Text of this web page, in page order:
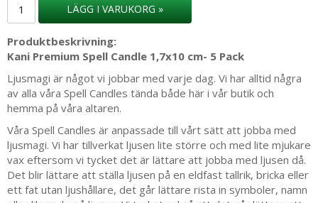
LÄGG I VARUKORG »
Produktbeskrivning:
Kani Premium Spell Candle 1,7x10 cm- 5 Pack
Ljusmagi är något vi jobbar med varje dag. Vi har alltid några
av alla våra Spell Candles tända både här i vår butik och
hemma på våra altaren.
Våra Spell Candles är anpassade till vårt sätt att jobba med
ljusmagi. Vi har tillverkat ljusen lite större och med lite mjukare
vax eftersom vi tycket det är lättare att jobba med ljusen då.
Det blir lättare att ställa ljusen på en eldfast tallrik, bricka eller
ett fat utan ljushållare, det går lättare rista in symboler, namn